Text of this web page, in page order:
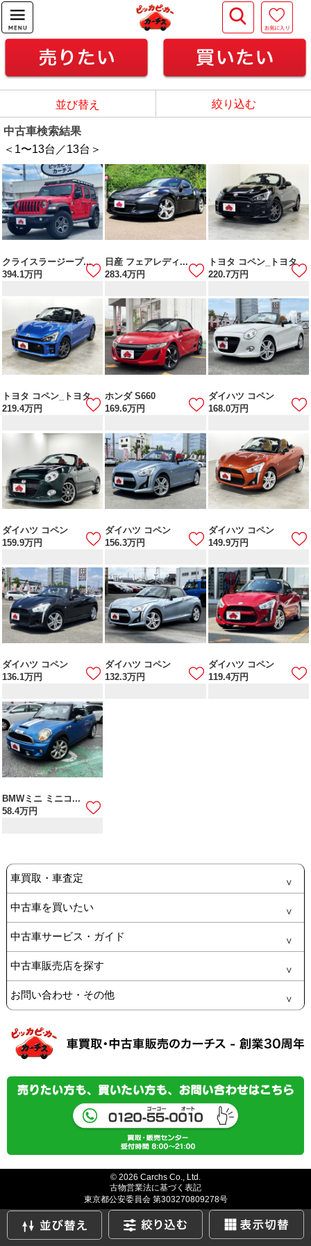
並び替え 絞り込む
中古車検索結果
＜1〜13台／13台＞
クライスラージープ...
394.1万円
日産 フェアレディ...
283.4万円
トヨタ コペン_トヨタ
220.7万円
トヨタ コペン_トヨタ
219.4万円
ホンダ S660
169.6万円
ダイハツ コペン
168.0万円
ダイハツ コペン
159.9万円
ダイハツ コペン
156.3万円
ダイハツ コペン
149.9万円
ダイハツ コペン
136.1万円
ダイハツ コペン
132.3万円
ダイハツ コペン
119.4万円
BMWミニ ミニコ...
58.4万円
車買取・車査定
中古車を買いたい
中古車サービス・ガイド
中古車販売店を探す
お問い合わせ・その他
© 2026 Carchs Co., Ltd.
古物営業法に基づく表記
東京都公安委員会 第303270809278号